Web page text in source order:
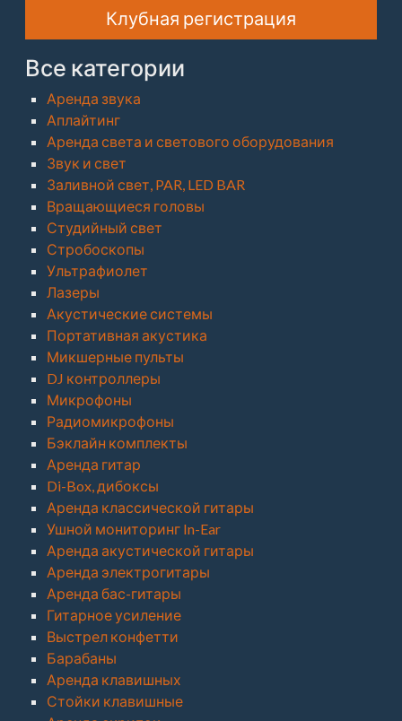
Клубная регистрация
Все категории
Аренда звука
Аплайтинг
Аренда света и светового оборудования
Звук и свет
Заливной свет, PAR, LED BAR
Вращающиеся головы
Студийный свет
Стробоскопы
Ультрафиолет
Лазеры
Акустические системы
Портативная акустика
Микшерные пульты
DJ контроллеры
Микрофоны
Радиомикрофоны
Бэклайн комплекты
Аренда гитар
Di-Box, дибоксы
Аренда классической гитары
Ушной мониторинг In-Ear
Аренда акустической гитары
Аренда электрогитары
Аренда бас-гитары
Гитарное усиление
Выстрел конфетти
Барабаны
Аренда клавишных
Стойки клавишные